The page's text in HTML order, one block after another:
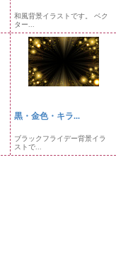
和風背景イラストです。 ベク
ター...
黒・金色・キラ...
ブラックフライデー背景イラ
ストで...